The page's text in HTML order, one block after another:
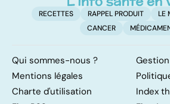
RECETTES RAPPEL PRODUIT
LE
CANCER
Qui sommes-nous ?
Mentions légales
Charte d'utilisation
Index